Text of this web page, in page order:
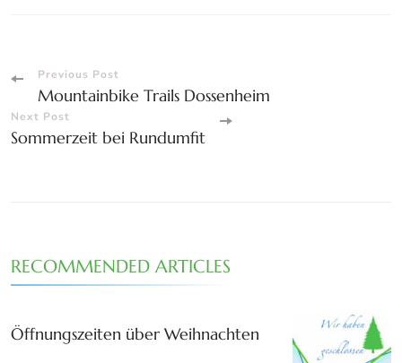
Post
Navigation
Previous Post
Mountainbike Trails Dossenheim
Next Post
Sommerzeit bei Rundumfit
RECOMMENDED ARTICLES
Öffnungszeiten über Weihnachten